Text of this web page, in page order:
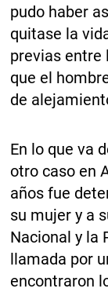
pudo haber
quitase la
previas entre
que el
de
En lo que va
otro caso en
años fue
su mujer y a
Nacional y la
llamada por
encontraron